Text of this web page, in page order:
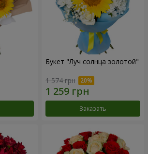
Букет "Луч солнца золотой"
1 574 грн
Заказать